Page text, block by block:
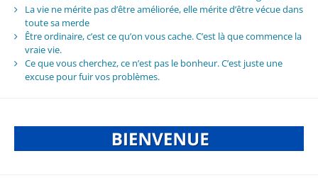
La vie ne mérite pas d’être améliorée, elle mérite d’être vécue dans
toute sa merde
Être ordinaire, c’est ce qu’on vous cache. C’est là que commence la
vraie vie.
Ce que vous cherchez, ce n’est pas le bonheur. C’est juste une
excuse pour fuir vos problèmes.